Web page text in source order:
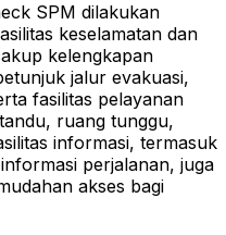
SPM dilakukan
keselamatan dan
kelengkapan
jalur evakuasi,
fasilitas pelayanan
ruang tunggu,
informasi, termasuk
perjalanan, juga
akses bagi